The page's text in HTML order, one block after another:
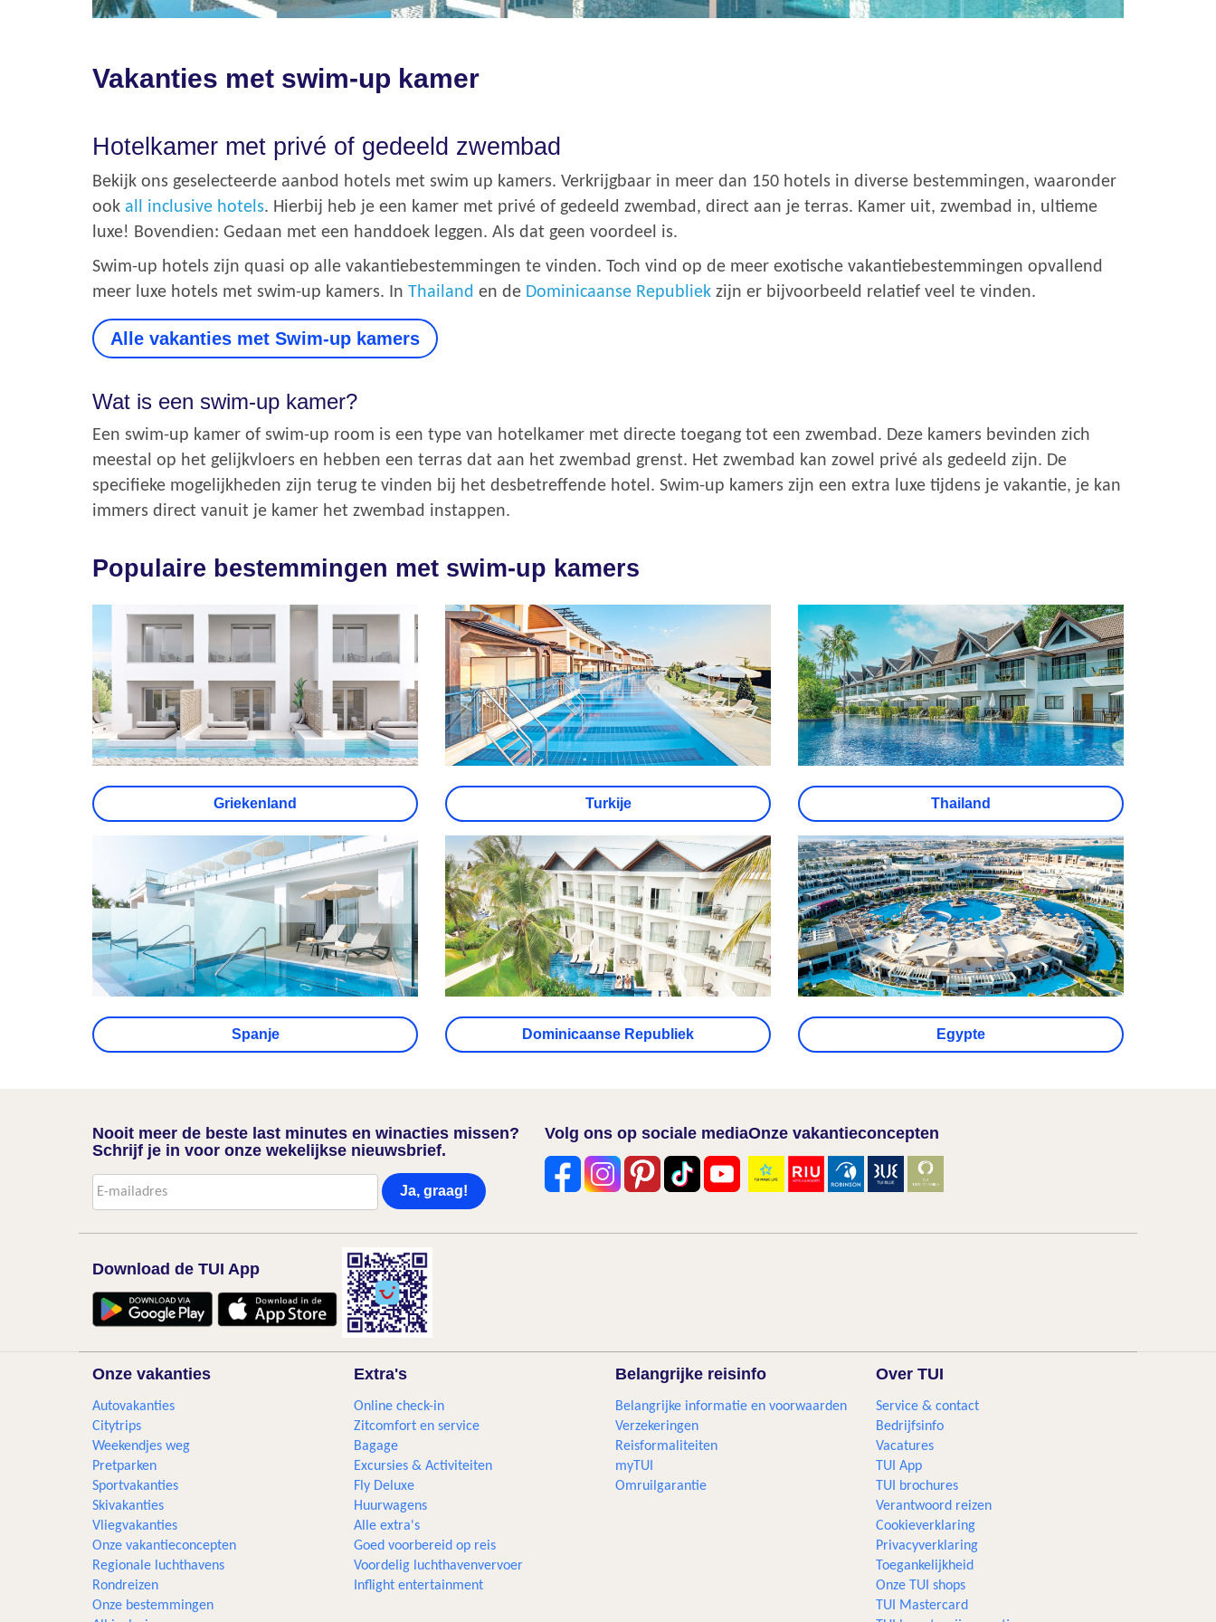
Vakanties met swim-up kamer
Hotelkamer met privé of gedeeld zwembad
Bekijk ons geselecteerde aanbod hotels met swim up kamers. Verkrijgbaar in meer dan 150 hotels in diverse bestemmingen, waaronder
ook all inclusive hotels. Hierbij heb je een kamer met privé of gedeeld zwembad, direct aan je terras. Kamer uit, zwembad in, ultieme
luxe! Bovendien: Gedaan met een handdoek leggen. Als dat geen voordeel is.
Swim-up hotels zijn quasi op alle vakantiebestemmingen te vinden. Toch vind op de meer exotische vakantiebestemmingen opvallend
meer luxe hotels met swim-up kamers. In Thailand en de Dominicaanse Republiek zijn er bijvoorbeeld relatief veel te vinden.
Alle vakanties met Swim-up kamers
Wat is een swim-up kamer?
Een swim-up kamer of swim-up room is een type van hotelkamer met directe toegang tot een zwembad. Deze kamers bevinden zich
meestal op het gelijkvloers en hebben een terras dat aan het zwembad grenst. Het zwembad kan zowel privé als gedeeld zijn. De
specifieke mogelijkheden zijn terug te vinden bij het desbetreffende hotel. Swim-up kamers zijn een extra luxe tijdens je vakantie, je kan
immers direct vanuit je kamer het zwembad instappen.
Populaire bestemmingen met swim-up kamers
Griekenland Turkije Thailand
Spanje Dominicaanse Republiek Egypte
Nooit meer de beste last minutes en winacties missen?
Schrijf je in voor onze wekelijkse nieuwsbrief.
Ja, graag!
Volg ons op sociale mediaOnze vakantieconcepten
Download de TUI App
Onze vakanties
Autovakanties
Citytrips
Weekendjes weg
Pretparken
Sportvakanties
Skivakanties
Vliegvakanties
Onze vakantieconcepten
Regionale luchthavens
Rondreizen
Onze bestemmingen
Extra's
Online check-in
Zitcomfort en service
Bagage
Excursies & Activiteiten
Fly Deluxe
Huurwagens
Alle extra's
Goed voorbereid op reis
Voordelig luchthavenvervoer
Inflight entertainment
Belangrijke reisinfo
Belangrijke informatie en voorwaarden
Verzekeringen
Reisformaliteiten
myTUI
Omruilgarantie
Over TUI
Service & contact
Bedrijfsinfo
Vacatures
TUI App
TUI brochures
Verantwoord reizen
Cookieverklaring
Privacyverklaring
Toegankelijkheid
Onze TUI shops
TUI Mastercard